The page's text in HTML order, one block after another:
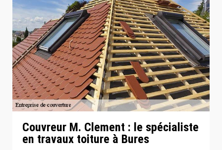
Couvreur M. Clement : le spécialiste
en travaux toiture à Bures